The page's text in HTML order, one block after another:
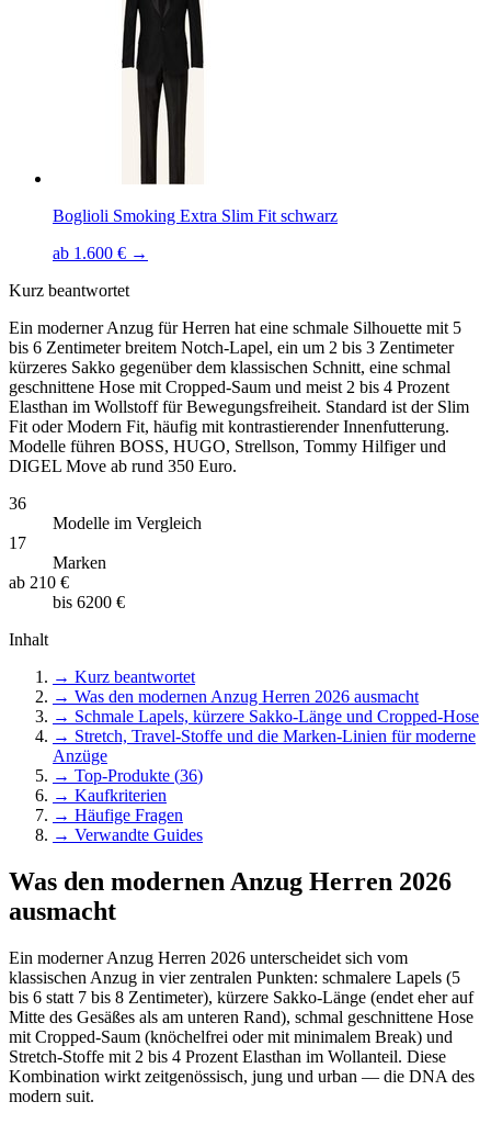
Boglioli Smoking Extra Slim Fit schwarz
ab 1.600 € →
Kurz beantwortet
Ein moderner Anzug für Herren hat eine schmale Silhouette mit 5
bis 6 Zentimeter breitem Notch-Lapel, ein um 2 bis 3 Zentimeter
kürzeres Sakko gegenüber dem klassischen Schnitt, eine schmal
geschnittene Hose mit Cropped-Saum und meist 2 bis 4 Prozent
Elasthan im Wollstoff für Bewegungsfreiheit. Standard ist der Slim
Fit oder Modern Fit, häufig mit kontrastierender Innenfutterung.
Modelle führen BOSS, HUGO, Strellson, Tommy Hilfiger und
DIGEL Move ab rund 350 Euro.
36
Modelle im Vergleich
17
Marken
ab 210 €
bis 6200 €
Inhalt
→ Kurz beantwortet
→ Was den modernen Anzug Herren 2026 ausmacht
→ Schmale Lapels, kürzere Sakko-Länge und Cropped-Hose
→ Stretch, Travel-Stoffe und die Marken-Linien für moderne
Anzüge
→ Top-Produkte (36)
→ Kaufkriterien
→ Häufige Fragen
→ Verwandte Guides
Was den modernen Anzug Herren 2026
ausmacht
Ein moderner Anzug Herren 2026 unterscheidet sich vom
klassischen Anzug in vier zentralen Punkten: schmalere Lapels (5
bis 6 statt 7 bis 8 Zentimeter), kürzere Sakko-Länge (endet eher auf
Mitte des Gesäßes als am unteren Rand), schmal geschnittene Hose
mit Cropped-Saum (knöchelfrei oder mit minimalem Break) und
Stretch-Stoffe mit 2 bis 4 Prozent Elasthan im Wollanteil. Diese
Kombination wirkt zeitgenössisch, jung und urban — die DNA des
modern suit.